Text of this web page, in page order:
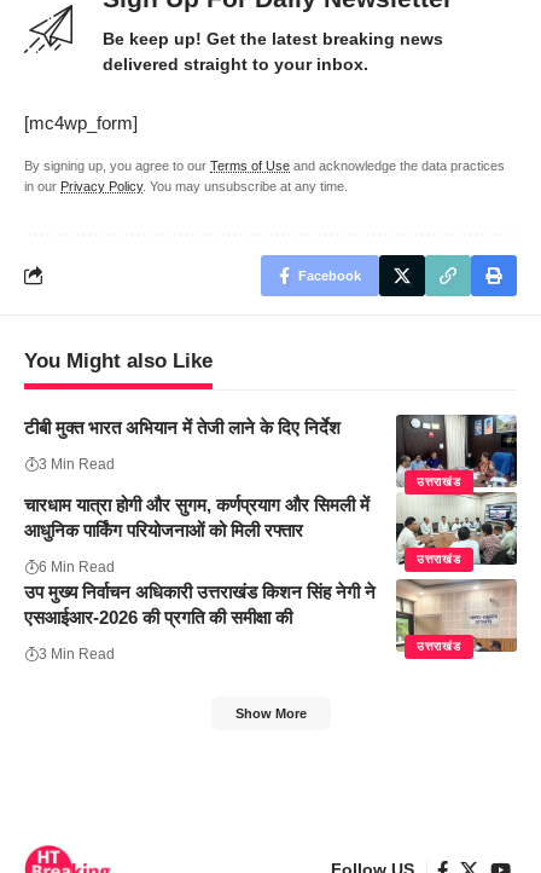
Be keep up! Get the latest breaking news
delivered straight to your inbox.
[mc4wp_form]
By signing up, you agree to our Terms of Use and acknowledge the data practices
in our Privacy Policy. You may unsubscribe at any time.
Facebook
You Might also Like
उत्तराखंड
टीबी मुक्त भारत अभियान में तेजी लाने के दिए निर्देश
3 Min Read
उत्तराखंड
चारधाम यात्रा होगी और सुगम, कर्णप्रयाग और सिमली में
आधुनिक पार्किंग परियोजनाओं को मिली रफ्तार
6 Min Read
उत्तराखंड
उप मुख्य निर्वाचन अधिकारी उत्तराखंड किशन सिंह नेगी ने
एसआईआर-2026 की प्रगति की समीक्षा की
3 Min Read
Show More